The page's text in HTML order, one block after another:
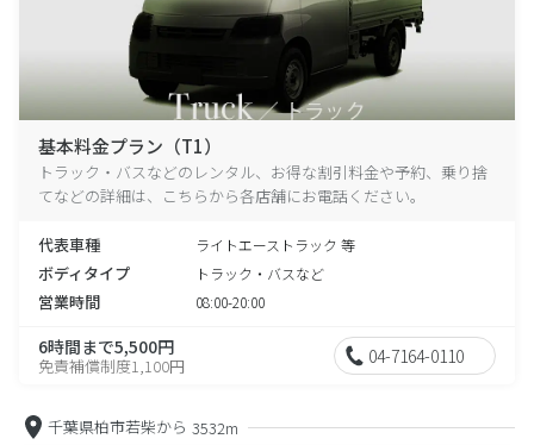
基本料金プラン（T1）
トラック・バスなどのレンタル、お得な割引料金や予約、乗り捨
てなどの詳細は、こちらから各店舗にお電話ください。
代表車種 ライトエーストラック 等
ボディタイプ トラック・バスなど
営業時間 08:00-20:00
6時間まで5,500円
免責補償制度1,100円 04-7164-0110
千葉県柏市若柴から 3532m